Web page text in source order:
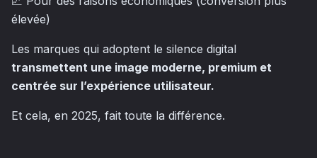
élevée)
Les marques qui adoptent le silence digital
transmettent une image moderne, premium et
centrée sur l’expérience utilisateur.
Et cela, en 2025, fait toute la différence.